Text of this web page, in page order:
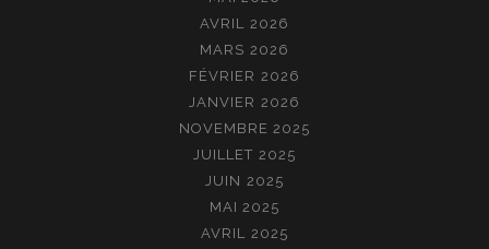
AVRIL 2026
MARS 2026
FÉVRIER 2026
JANVIER 2026
NOVEMBRE 2025
JUILLET 2025
JUIN 2025
MAI 2025
AVRIL 2025